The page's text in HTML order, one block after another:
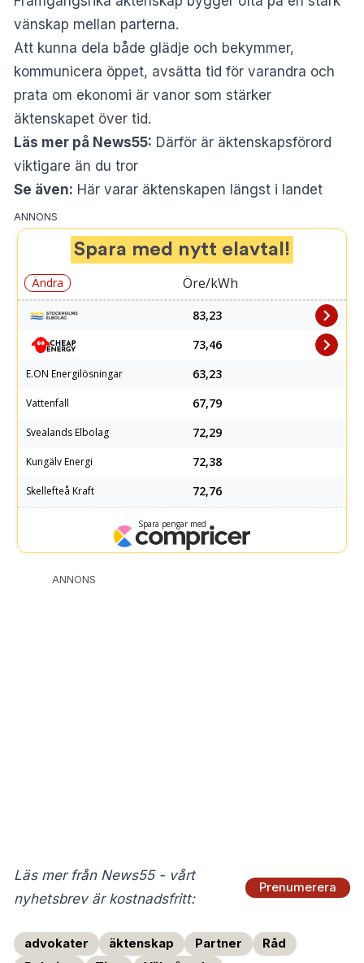
vänskap mellan parterna.
Att kunna dela både glädje och bekymmer,
kommunicera öppet, avsätta tid för varandra och
prata om ekonomi är vanor som stärker
äktenskapet över tid.
Läs mer på News55: Därför är äktenskapsförord
viktigare än du tror
Se även: Här varar äktenskapen längst i landet
ANNONS
ANNONS
Läs mer från News55 - vårt
nyhetsbrev är kostnadsfritt:
Prenumerera
advokater äktenskap Partner
Råd